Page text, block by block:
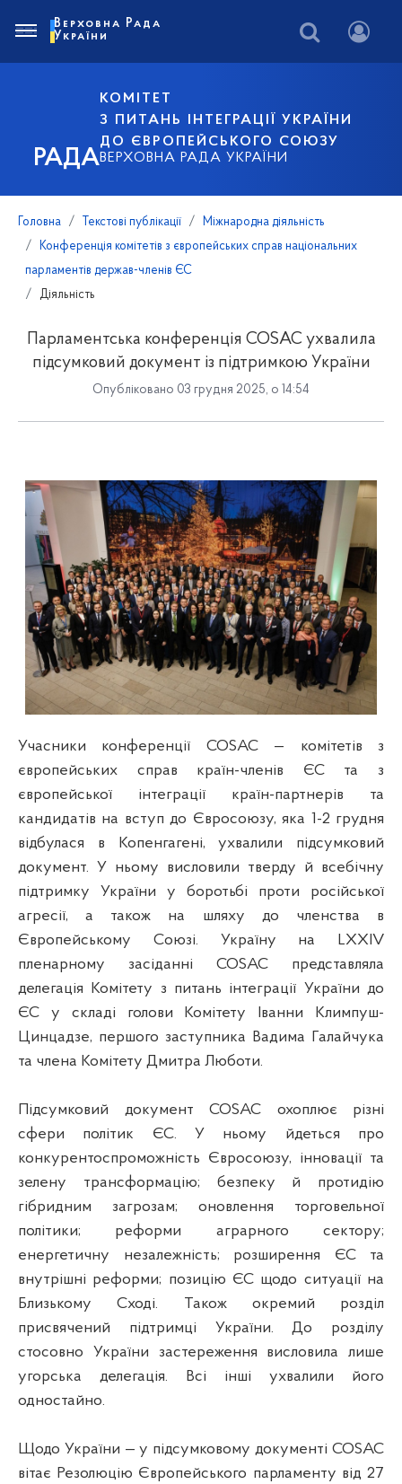
РАДА
КОМІТЕТ
З ПИТАНЬ ІНТЕГРАЦІЇ УКРАЇНИ
ДО ЄВРОПЕЙСЬКОГО СОЮЗУ
ВЕРХОВНА РАДА УКРАЇНИ
Верховна Рада
України
Головна Текстові публікації
Міжнародна діяльність
Конференція комітетів з європейських справ національних
парламентів держав-членів ЄС
Діяльність
Парламентська конференція COSAC ухвалила
підсумковий документ із підтримкою України
Опубліковано 03 грудня 2025, о 14:54
Учасники конференції COSAC — комітетів з
європейських справ країн-членів ЄС та з
європейської інтеграції країн-партнерів та
кандидатів на вступ до Євросоюзу, яка 1-2 грудня
відбулася в Копенгагені, ухвалили підсумковий
документ. У ньому висловили тверду й всебічну
підтримку України у боротьбі проти російської
агресії, а також на шляху до членства в
Європейському Союзі. Україну на LXXIV
пленарному засіданні COSAC представляла
делегація Комітету з питань інтеграції України до
ЄС у складі голови Комітету Іванни Климпуш-
Цинцадзе, першого заступника Вадима Галайчука
та члена Комітету Дмитра Люботи.
Підсумковий документ COSAC охоплює різні
сфери політик ЄС. У ньому йдеться про
конкурентоспроможність Євросоюзу, інновації та
зелену трансформацію; безпеку й протидію
гібридним загрозам; оновлення торговельної
політики; реформи аграрного сектору;
енергетичну незалежність; розширення ЄС та
внутрішні реформи; позицію ЄС щодо ситуації на
Близькому Сході. Також окремий розділ
присвячений підтримці України. До розділу
стосовно України застереження висловила лише
угорська делегація. Всі інші ухвалили його
одностайно.
Щодо України — у підсумковому документі COSAC
вітає Резолюцію Європейського парламенту від 27